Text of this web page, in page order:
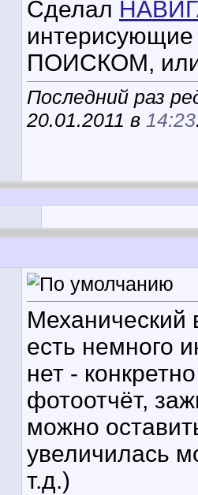
Сделал
интерисующие
ПОИСКОМ, или
Последний раз
20.01.2011 в 14:23
Механический
есть немного
нет -
фотоотчёт,
можно
увеличилась
т.д.)